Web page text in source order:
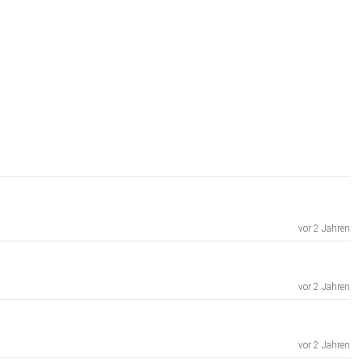
vor 2 Jahren
vor 2 Jahren
vor 2 Jahren